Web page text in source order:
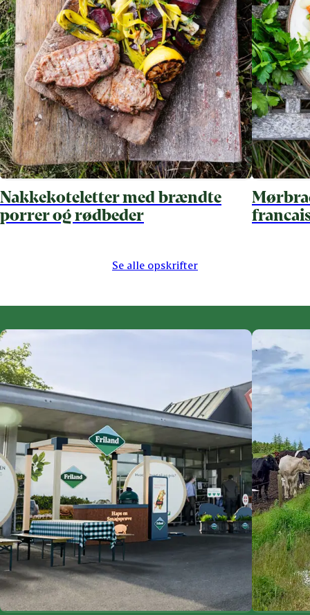
Nakkekoteletter med brændte
porrer og rødbeder
Se alle opskrifter